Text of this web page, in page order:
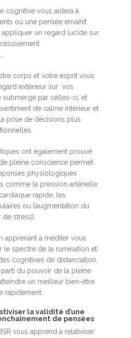
cognitive vous aidera à
où une pensée envahit
appliquer un regard lucide sur
corps et votre esprit vous
extérieur sur vos
submergé par celles-ci, et
de calme intérieur et
prise de décisions plus
ont également prouvé
pleine conscience permet
physiologiques
comme la pression artérielle
rapide, les
ou l’augmentation du
stress).
apprenant à méditer vous
le spectre de la rumination et
cognitives de distanciation,
du pouvoir de la pleine
un meilleur bien-être
rapidement.
la validité d’une
de pensées
vous apprend à relativiser